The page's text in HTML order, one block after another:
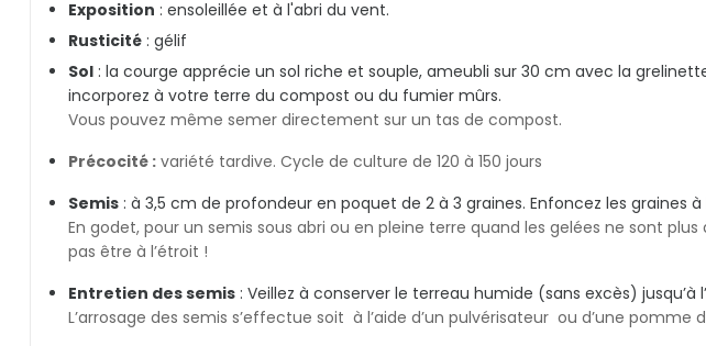
Exposition : ensoleillée et à l'abri du vent.
Rusticité : gélif
Sol : la courge apprécie un sol riche et souple, ameubli sur 30 cm avec la
incorporez à votre terre du compost ou du fumier mûrs.
Vous pouvez même semer directement sur un tas de compost.
Précocité : variété tardive. Cycle de culture de 120 à 150 jours
Semis : à 3,5 cm de profondeur en poquet de 2 à 3 graines. Enfoncez les graines
En godet, pour un semis sous abri ou en pleine terre quand les gelées ne sont
pas être à l’étroit !
Entretien des semis : Veillez à conserver le terreau humide (sans excès) jusqu’à
L’arrosage des semis s’effectue soit à l’aide d’un pulvérisateur ou d’une